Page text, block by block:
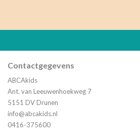
Contactgegevens
ABCAkids
Ant. van Leeuwenhoekweg 7
5151 DV Drunen
info@abcakids.nl
0416-375600